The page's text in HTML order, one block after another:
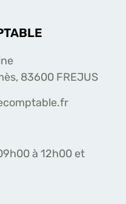
83600 FREJUS
à 12h00 et